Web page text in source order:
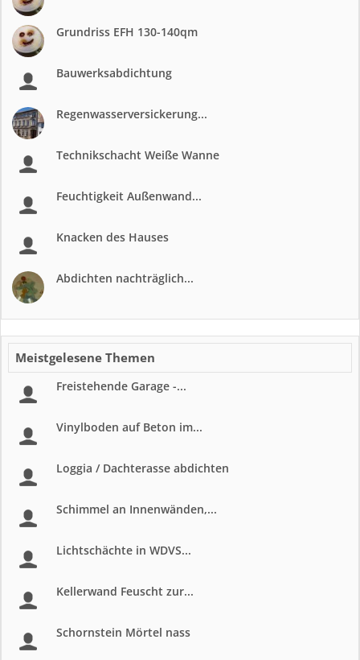
Grundriss EFH 130-140qm
Bauwerksabdichtung
Regenwasserversickerung...
Technikschacht Weiße Wanne
Feuchtigkeit Außenwand...
Knacken des Hauses
Abdichten nachträglich...
Meistgelesene Themen
Freistehende Garage -...
Vinylboden auf Beton im...
Loggia / Dachterasse abdichten
Schimmel an Innenwänden,...
Lichtschächte in WDVS...
Kellerwand Feuscht zur...
Schornstein Mörtel nass